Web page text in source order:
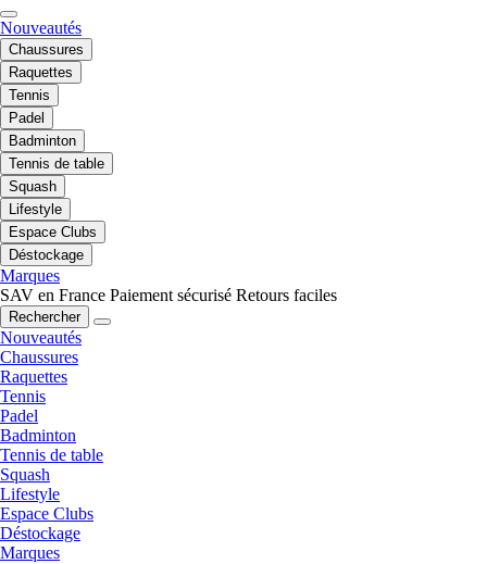
Nouveautés
Chaussures
Raquettes
Tennis
Padel
Badminton
Tennis de table
Squash
Lifestyle
Espace Clubs
Déstockage
Marques
SAV en France Paiement sécurisé Retours faciles
Rechercher
Nouveautés
Chaussures
Raquettes
Tennis
Padel
Badminton
Tennis de table
Squash
Lifestyle
Espace Clubs
Déstockage
Marques